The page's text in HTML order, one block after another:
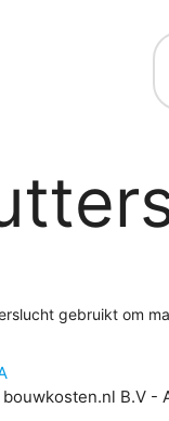
gebruikt om
B.V -